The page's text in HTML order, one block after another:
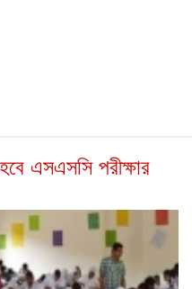
এসএসসি পরীক্ষার